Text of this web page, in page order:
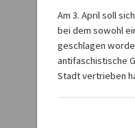
Am 3. April soll
bei dem sowohl
geschlagen
antifaschistische
Stadt vertrieben